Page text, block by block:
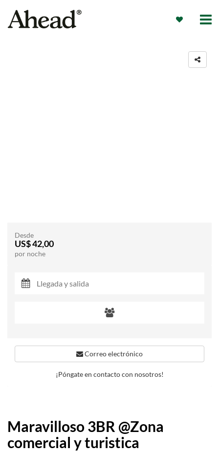
Maravilloso 3BR @Zona
comercial y turistica
Desde
US$ 42,00
por noche
Correo electrónico
¡Póngate en contacto con nosotros!